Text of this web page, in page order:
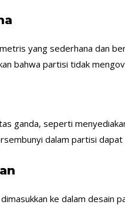
yang sederhana dan
bahwa partisi tidak
ganda, seperti
dalam partisi
ke dalam desain